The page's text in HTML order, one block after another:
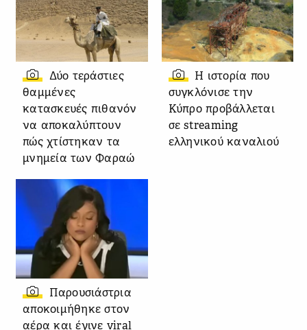
Δύο τεράστιες
θαμμένες
κατασκευές πιθανόν
να αποκαλύπτουν
πώς χτίστηκαν τα
μνημεία των Φαραώ
Η ιστορία που
συγκλόνισε την
Κύπρο προβάλλεται
σε streaming
ελληνικού καναλιού
Παρουσιάστρια
αποκοιμήθηκε στον
αέρα και έγινε viral